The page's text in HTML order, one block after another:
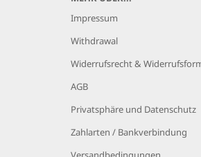
Impressum
Withdrawal
Widerrufsrecht &
AGB
Privatsphäre und Datenschutz
Zahlarten / Bankverbindung